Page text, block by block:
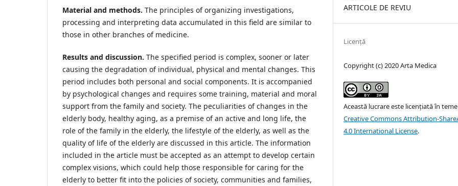
Material and methods. The principles of organizing investigations,
processing and interpreting data accumulated in this field are similar to
those in other branches of medicine.
Results and discussion. The specified period is complex, sooner or later
causing the degradation of individual, physical and mental changes. This
period includes both personal and social components. It is accompanied
by psychological changes and requires some training, material and moral
support from the family and society. The peculiarities of changes in the
elderly body, healthy aging, as a premise of an active and long life, the
role of the family in the elderly, the lifestyle of the elderly, as well as the
quality of life of the elderly are discussed in this article. The information
included in the article must be accepted as an attempt to develop certain
complex visions, which could help those responsible for caring for the
elderly to better fit into the policies of society, communities and families,
ARTICOLE DE REVIU
Licență
Copyright (c) 2020 Arta Medica
Această lucrare este licențiată în
Creative Commons Attribution-
4.0 International License.